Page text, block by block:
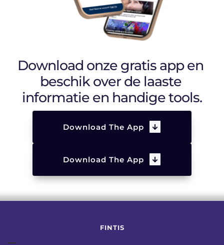
Download onze gratis app en
beschik over de laaste
informatie en handige tools.
Download The App
Download The App
FINTIS